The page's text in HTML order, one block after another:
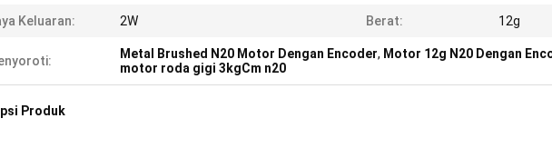
Keluaran: 2W Berat: 12g
Metal Brushed N20 Motor Dengan Encoder, Motor 12g N20 Dengan
motor roda gigi 3kgCm n20
Produk